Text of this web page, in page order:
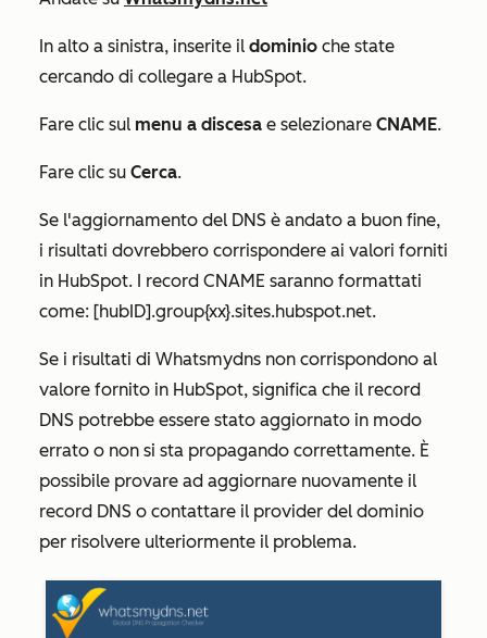
In alto a sinistra, inserite il dominio che state
cercando di collegare a HubSpot.
Fare clic sul menu a discesa e selezionare CNAME.
Fare clic su Cerca.
Se l'aggiornamento del DNS è andato a buon fine,
i risultati dovrebbero corrispondere ai valori forniti
in HubSpot. I record CNAME saranno formattati
come: [hubID].group{xx}.sites.hubspot.net.
Se i risultati di Whatsmydns non corrispondono al
valore fornito in HubSpot, significa che il record
DNS potrebbe essere stato aggiornato in modo
errato o non si sta propagando correttamente. È
possibile provare ad aggiornare nuovamente il
record DNS o contattare il provider del dominio
per risolvere ulteriormente il problema.